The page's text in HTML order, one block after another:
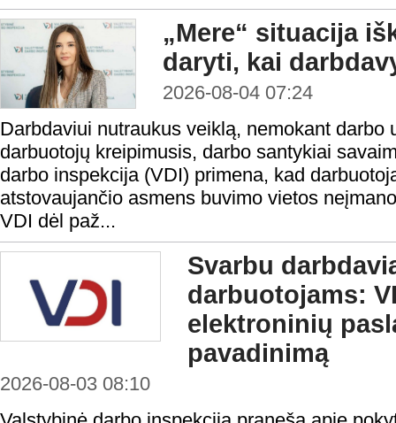
„Mere“ situacija
daryti, kai
2026-08-04 07:24
Darbdaviui nutraukus veiklą, nemokant darbo
darbuotojų kreipimusis, darbo santykiai
darbo inspekcija (VDI) primena, kad
atstovaujančio asmens buvimo vietos
VDI dėl paž...
Svarbu
darbuotojams:
elektroninių
pavadinimą
2026-08-03 08:10